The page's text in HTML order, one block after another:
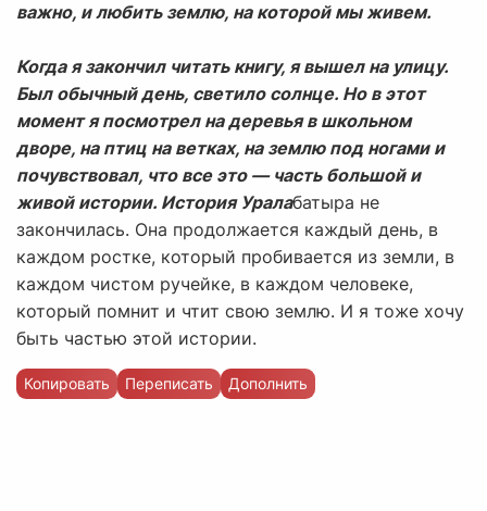
важно, и любить землю, на которой мы живем.
Когда я закончил читать книгу, я вышел на улицу.
Был обычный день, светило солнце. Но в этот
момент я посмотрел на деревья в школьном
дворе, на птиц на ветках, на землю под ногами и
почувствовал, что все это — часть большой и
живой истории. История Уралабатыра не
закончилась. Она продолжается каждый день, в
каждом ростке, который пробивается из земли, в
каждом чистом ручейке, в каждом человеке,
который помнит и чтит свою землю. И я тоже хочу
быть частью этой истории.
Копировать Переписать Дополнить